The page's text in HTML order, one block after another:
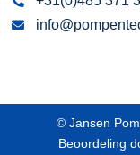
© Jansen
Beoordeling